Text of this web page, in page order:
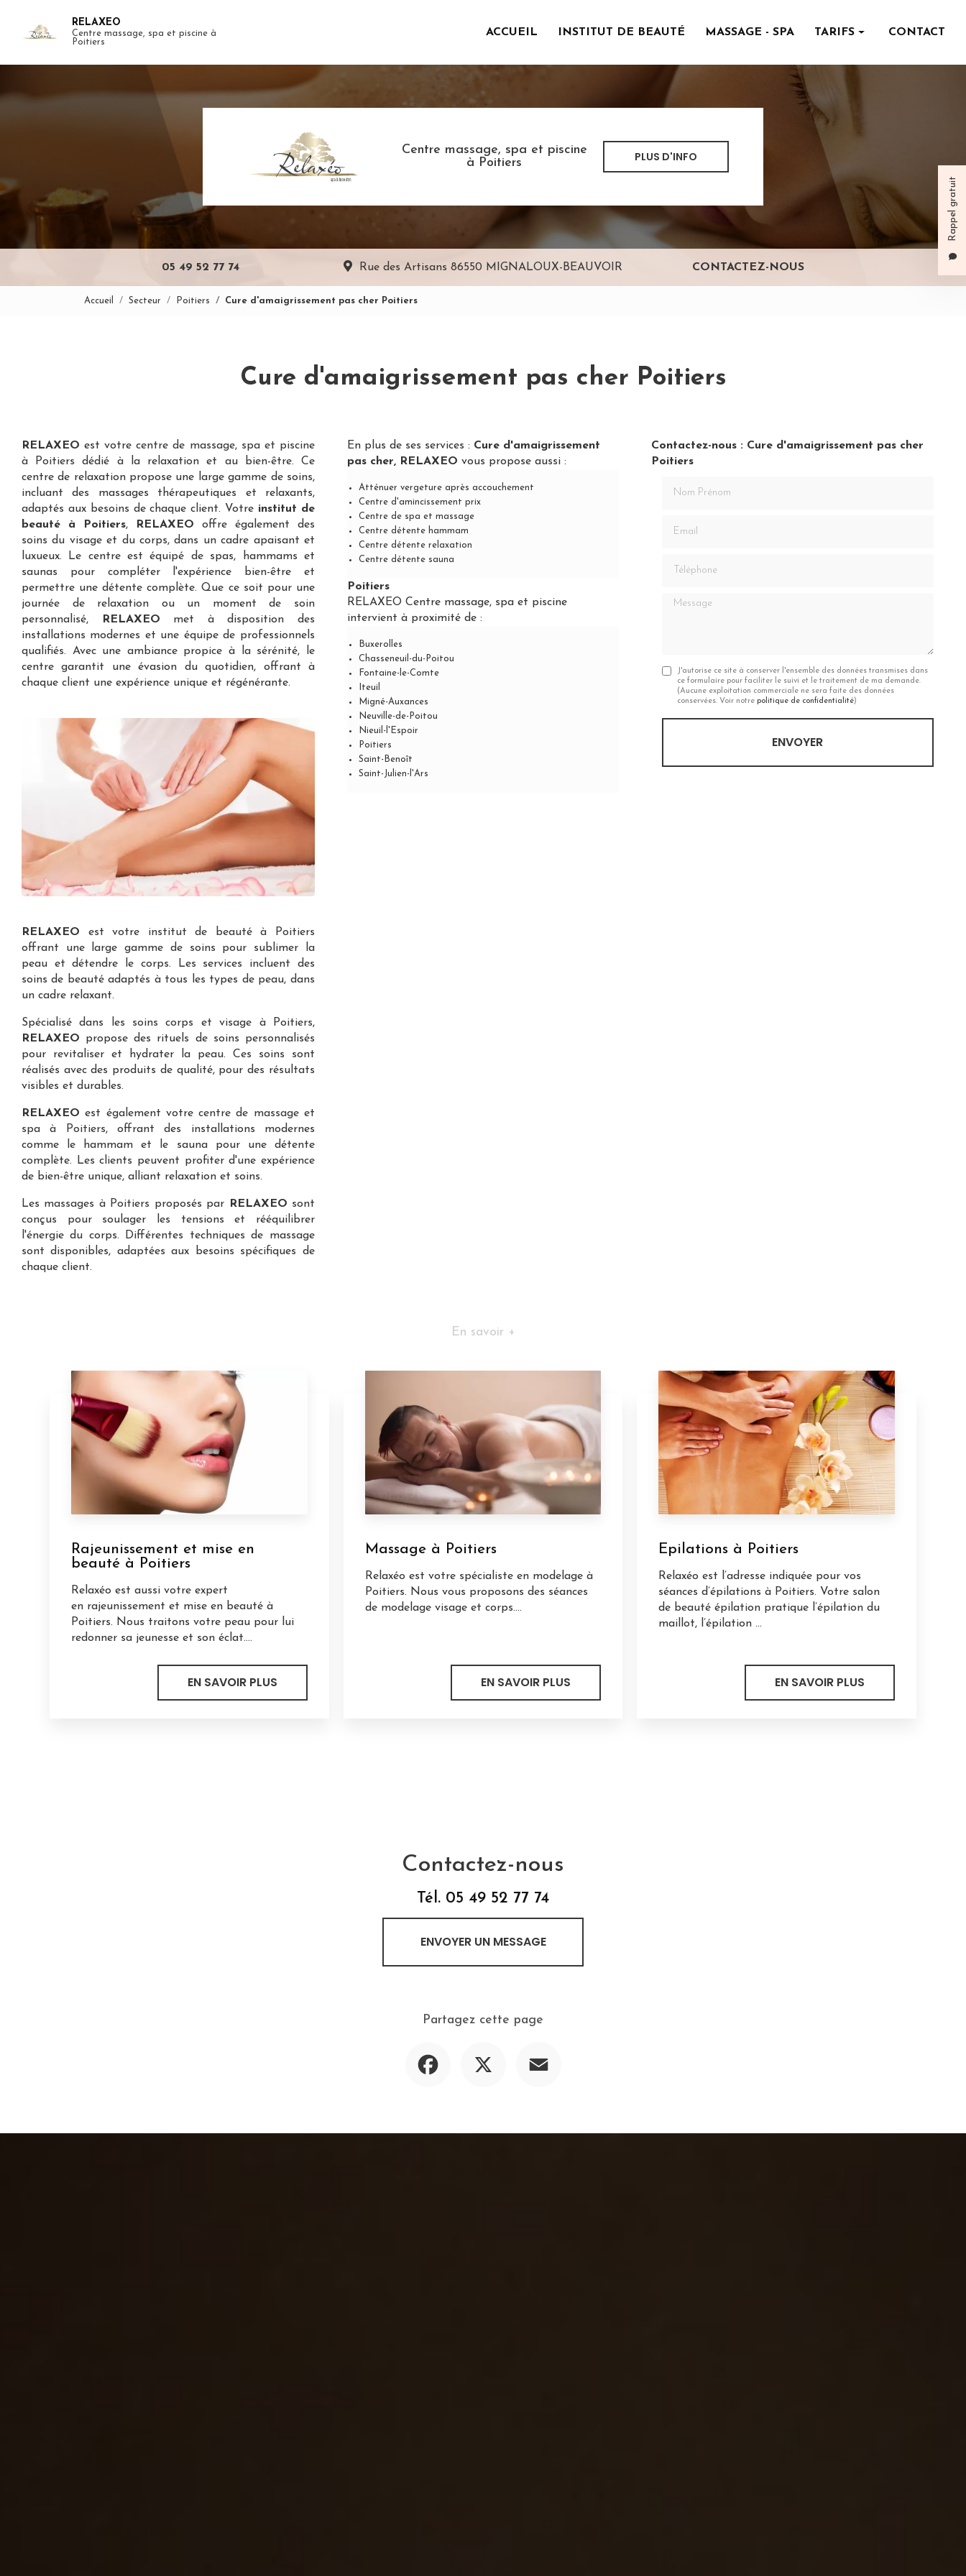
contenu
RELAXEO
Centre massage, spa et piscine à
Poitiers
Rappel gratuit
ACCUEIL INSTITUT DE BEAUTÉ MASSAGE - SPA TARIFS
Massage - spa
CONTACT
Centre massage, spa et piscine
à Poitiers
PLUS D'INFO
05 49 52 77 74 Rue des Artisans 86550 MIGNALOUX-BEAUVOIR CONTACTEZ-NOUS
Accueil Secteur Poitiers Cure d'amaigrissement pas cher Poitiers
Cure d'amaigrissement pas cher Poitiers
RELAXEO est votrecentre de massage, spa et piscine
à Poitiers dédié à la relaxation et au bien-être. Ce
centre de relaxation propose une large gamme de soins,
incluant des massages thérapeutiques et relaxants,
adaptés aux besoins de chaque client. Votre institut de
beauté à Poitiers, RELAXEO offre également des
soins du visage et du corps, dans un cadre apaisant et
luxueux. Le centre est équipé de spas, hammams et
saunas pour compléter l'expérience bien-être et
permettre une détente complète. Que ce soit pour une
journée de relaxation ou un moment de soin
personnalisé, RELAXEO met à disposition des
installations modernes et une équipe de professionnels
qualifiés. Avec une ambiance propice à la sérénité, le
centre garantit une évasion du quotidien, offrant à
chaque client une expérience unique et régénérante.
RELAXEO est votre institut de beauté à Poitiers
offrant une large gamme de soins pour sublimer la
peau et détendre le corps. Les services incluent des
soins de beauté adaptés à tous les types de peau, dans
un cadre relaxant.
Spécialisé dans les soins corps et visage à Poitiers,
RELAXEO propose des rituels de soins personnalisés
pour revitaliser et hydrater la peau. Ces soins sont
réalisés avec des produits de qualité, pour des résultats
visibles et durables.
RELAXEO est également votrecentre de massage et
spa à Poitiers, offrant des installations modernes
comme le hammam et le sauna pour une détente
complète. Les clients peuvent profiter d'une expérience
de bien-être unique, alliant relaxation et soins.
Les massages à Poitiers proposés par RELAXEO sont
conçus pour soulager les tensions et rééquilibrer
l'énergie du corps. Différentes techniques de massage
sont disponibles, adaptées aux besoins spécifiques de
chaque client.
En plus de ses services : Cure d'amaigrissement
pas cher, RELAXEO vous propose aussi :
Atténuer vergeture après accouchement
Centre d'amincissement prix
Centre de spa et massage
Centre détente hammam
Centre détente relaxation
Centre détente sauna
Poitiers
RELAXEO Centre massage, spa et piscine
intervient à proximité de :
Buxerolles
Chasseneuil-du-Poitou
Fontaine-le-Comte
Iteuil
Migné-Auxances
Neuville-de-Poitou
Nieuil-l'Espoir
Poitiers
Saint-Benoît
Saint-Julien-l'Ars
Contactez-nous : Cure d'amaigrissement pas cher
Poitiers
Message
J'autorise ce site à conserver l'ensemble des données transmises dans
ce formulaire pour faciliter le suivi et le traitement de ma demande.
(Aucune exploitation commerciale ne sera faite des données
conservées. Voir notre politique de confidentialité)
En savoir +
Rajeunissement et mise en
beauté à Poitiers
Relaxéo est aussi votre expert
en rajeunissement et mise en beauté à
Poitiers. Nous traitons votre peau pour lui
redonner sa jeunesse et son éclat....
EN SAVOIR PLUS
Massage à Poitiers
Relaxéo est votre spécialiste en modelage à
Poitiers. Nous vous proposons des séances
de modelage visage et corps....
EN SAVOIR PLUS
Epilations à Poitiers
Relaxéo est l’adresse indiquée pour vos
séances d’épilations à Poitiers. Votre salon
de beauté épilation pratique l’épilation du
maillot, l’épilation ...
EN SAVOIR PLUS
Contactez-nous
Tél. 05 49 52 77 74
ENVOYER UN MESSAGE
Partagez cette page